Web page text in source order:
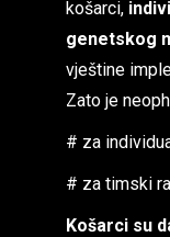
košarci,
genetskog
vještine
Zato je
# za
# za timski
Košarci su